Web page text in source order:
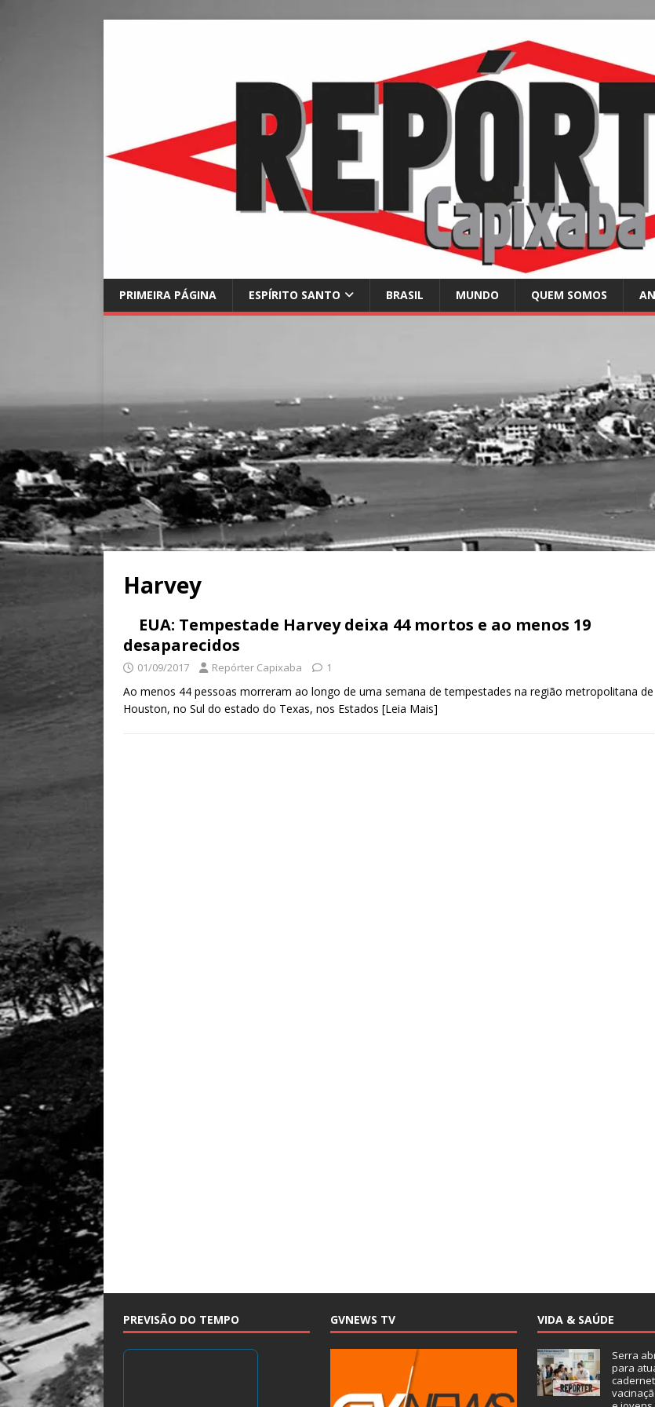
PRIMEIRA PÁGINA ESPÍRITO SANTO BRASIL MUNDO QUEM SOMOS
Harvey
EUA: Tempestade Harvey deixa 44 mortos e ao menos 19
desaparecidos
01/09/2017 Repórter Capixaba 1
Ao menos 44 pessoas morreram ao longo de uma semana de tempestades na região metropolitana de
Houston, no Sul do estado do Texas, nos Estados [Leia Mais]
PREVISÃO DO TEMPO GVNEWS TV VIDA & SAÚDE
Serra
para